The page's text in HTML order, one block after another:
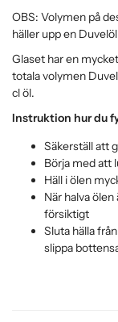
OBS: Volymen på
häller upp en
Glaset har en
totala volymen
cl öl.
Instruktion hur du
Säkerställ att
Börja med att
Häll i ölen
När halva
försiktigt
Sluta hälla
slippa